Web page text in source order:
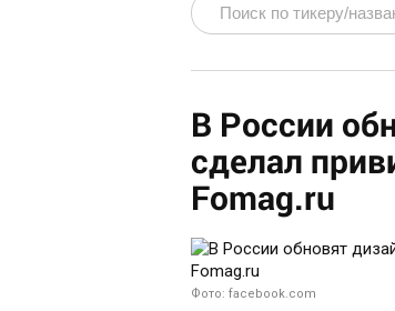
В России
сделал
Fomag.ru
Фото: facebook.com